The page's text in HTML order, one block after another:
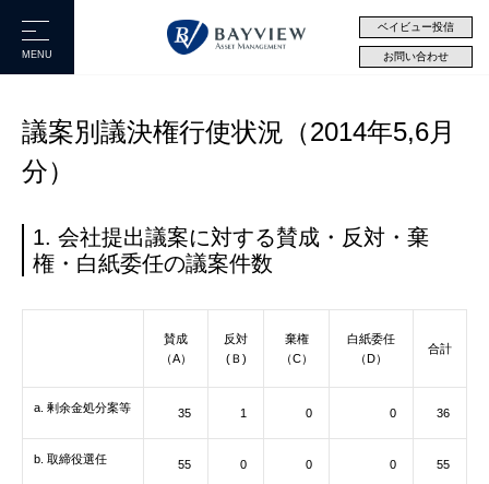
ベイビュー投信
お問い合わせ
MENU
議案別議決権行使状況（2014年5,6月
分）
1. 会社提出議案に対する賛成・反対・棄
権・白紙委任の議案件数
賛成
（A）
反対
(Ｂ)
棄権
（C）
白紙委任
（D）
合計
a. 剰余金処分案等 35 1 0 0 36
b. 取締役選任 55 0 0 0 55